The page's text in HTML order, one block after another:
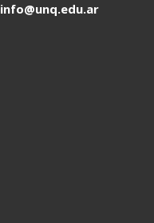
info@unq.edu.ar